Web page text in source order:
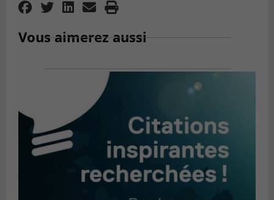
Vous aimerez aussi